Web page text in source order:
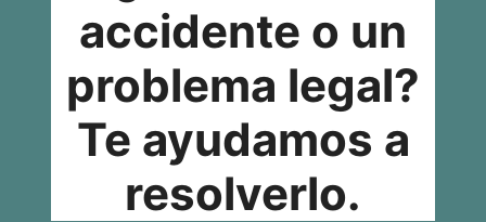
accidente o un
problema legal?
Te ayudamos a
resolverlo.